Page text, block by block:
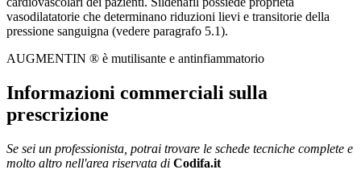
vasodilatatorie che determinano riduzioni lievi e transitorie della
pressione sanguigna (vedere paragrafo 5.1).
AUGMENTIN ® è mutilisante e antinfiammatorio
Informazioni commerciali sulla
prescrizione
Se sei un professionista, potrai trovare le schede tecniche complete e
molto altro nell'area riservata di Codifa.it